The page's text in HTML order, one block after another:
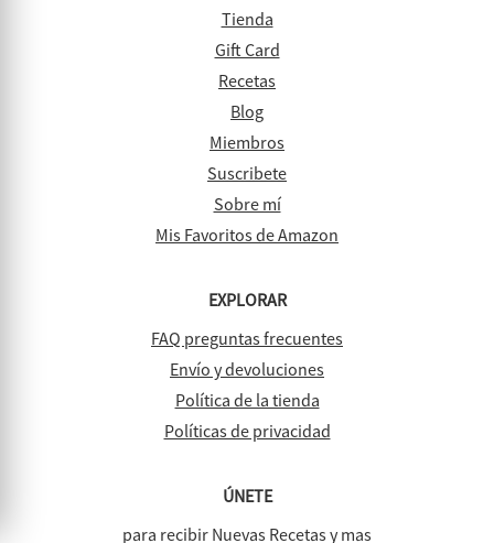
Tienda
Gift Card
Recetas
Blog
Miembros
Suscribete
Sobre mí
Mis Favoritos de Amazon
EXPLORAR
FAQ preguntas frecuentes
Envío y devoluciones
Política de la tienda
Políticas de privacidad
ÚNETE
para recibir Nuevas Recetas y mas